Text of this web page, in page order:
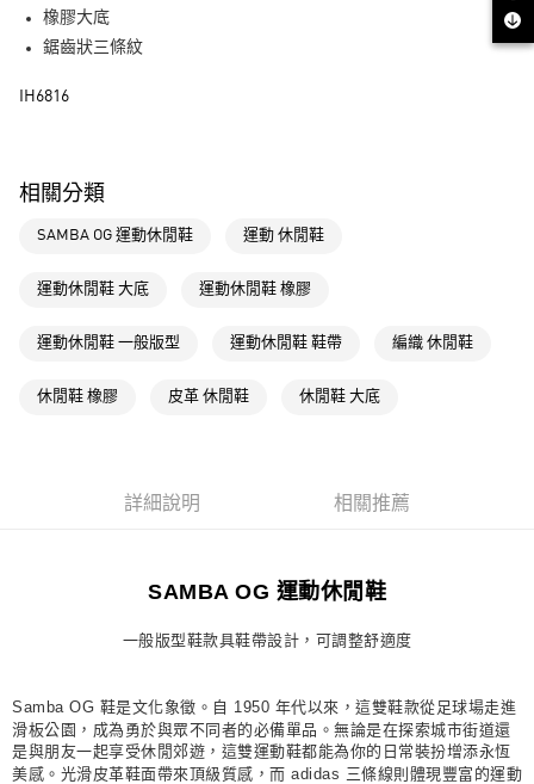
每筆NT$80，滿NT$1,500(含以上)免運費
每筆NT$80，滿NT$1,500(含以上)免運費
萊爾富取貨付款
付款後萊爾富取貨
每筆NT$80，滿NT$1,500(含以上)免運費
每筆NT$80，滿NT$1,500(含以上)免運費
橡膠大底
鋸齒狀三條紋
IH6816
相關分類
SAMBA OG 運動休閒鞋 運動 休閒鞋
運動休閒鞋 大底 運動休閒鞋 橡膠
運動休閒鞋 一般版型 運動休閒鞋 鞋帶 編織 休閒鞋
休閒鞋 橡膠 皮革 休閒鞋 休閒鞋 大底
詳細說明 相關推薦
SAMBA OG 運動休閒鞋
一般版型鞋款具鞋帶設計，可調整舒適度
Samba OG 鞋是文化象徵。自 1950 年代以來，這雙鞋款從足球場走進
滑板公園，成為勇於與眾不同者的必備單品。無論是在探索城市街道還
是與朋友一起享受休閒郊遊，這雙運動鞋都能為你的日常裝扮增添永恆
美感。光滑皮革鞋面帶來頂級質感，而 adidas 三條線則體現豐富的運動